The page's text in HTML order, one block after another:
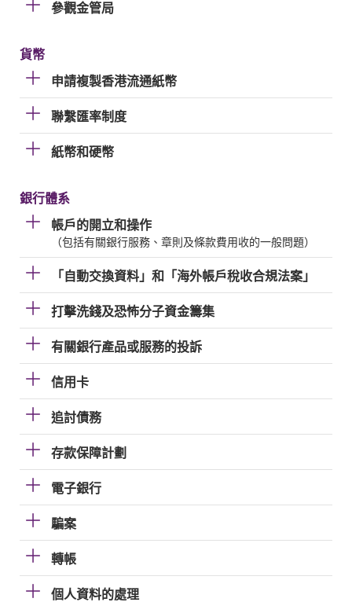
參觀金管局
貨幣
申請複製香港流通紙幣
聯繫匯率制度
紙幣和硬幣
銀行體系
帳戶的開立和操作
（包括有關銀行服務、章則及條款費用收的一般問題）
「自動交換資料」和「海外帳戶稅收合規法案」
打擊洗錢及恐怖分子資金籌集
有關銀行產品或服務的投訴
信用卡
追討債務
存款保障計劃
電子銀行
騙案
轉帳
個人資料的處理